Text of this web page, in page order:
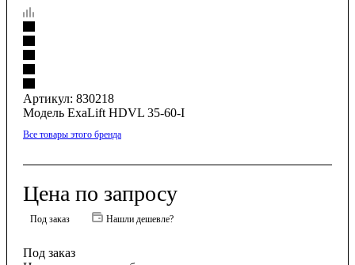
Артикул: 830218
Модель ExaLift HDVL 35-60-I
Все товары этого бренда
Цена по запросу
Под заказ Нашли дешевле?
Под заказ